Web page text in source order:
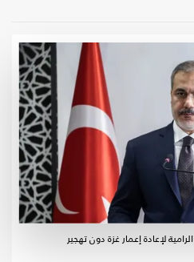
لإعادة إعمار غزة دون تهجير